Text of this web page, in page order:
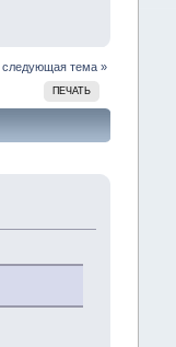
следующая тема »
ПЕЧАТЬ